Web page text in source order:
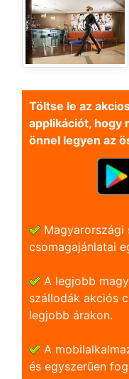
Töltse le az
applikációt, hogy
önnel legyen az
Magyarországi
csomagajánlatai
A legjobb
szállodák akciós
legjobb árakon.
A
és egyszerũen